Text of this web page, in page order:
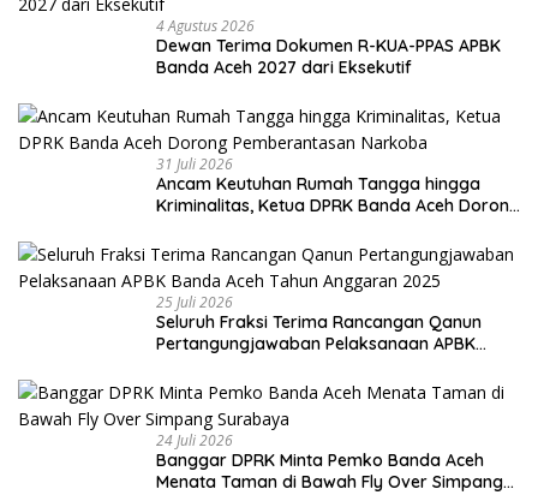
4 Agustus 2026
Dewan Terima Dokumen R-KUA-PPAS APBK
Banda Aceh 2027 dari Eksekutif
31 Juli 2026
Ancam Keutuhan Rumah Tangga hingga
Kriminalitas, Ketua DPRK Banda Aceh Dorong
25 Juli 2026
Seluruh Fraksi Terima Rancangan Qanun
Pertangungjawaban Pelaksanaan APBK
24 Juli 2026
Banggar DPRK Minta Pemko Banda Aceh
Menata Taman di Bawah Fly Over Simpang